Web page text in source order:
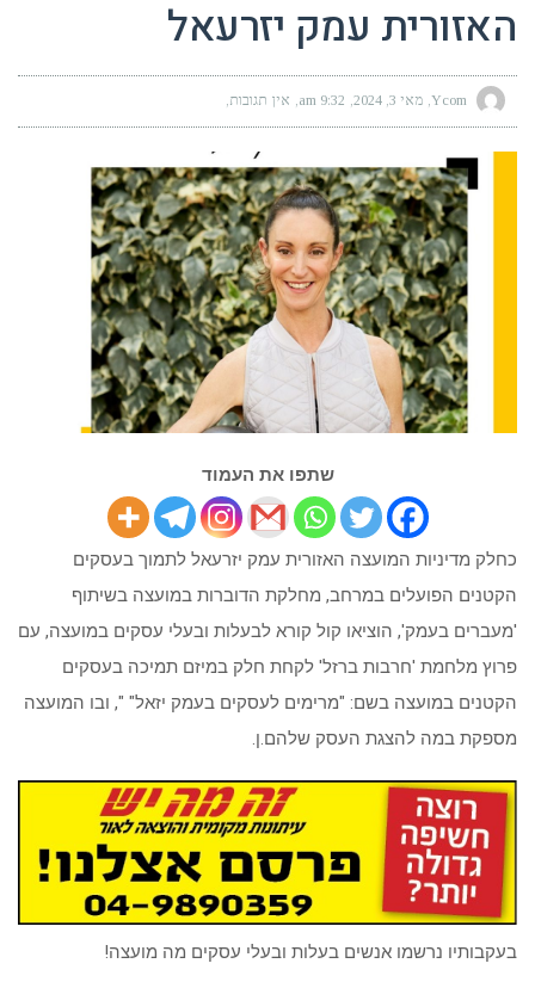
האזורית עמק יזרעאל
Ycom מאי 3, 2024 9:32 am אין תגובות
שתפו את העמוד
כחלק מדיניות המועצה האזורית עמק יזרעאל לתמוך בעסקים
הקטנים הפועלים במרחב, מחלקת הדוברות במועצה בשיתוף
'מעברים בעמק', הוציאו קול קורא לבעלות ובעלי עסקים במועצה, עם
פרוץ מלחמת 'חרבות ברזל' לקחת חלק במיזם תמיכה בעסקים
הקטנים במועצה בשם: "מרימים לעסקים בעמק יזאל" ", ובו המועצה
מספקת במה להצגת העסק שלהם.ן.
בעקבותיו נרשמו אנשים בעלות ובעלי עסקים מה מועצה!